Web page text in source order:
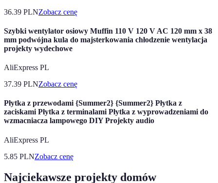
36.39 PLNZobacz cenę
Szybki wentylator osiowy Muffin 110 V 120 V AC 120 mm x 38
mm podwójna kula do majsterkowania chłodzenie wentylacja
projekty wydechowe
AliExpress PL
37.39 PLNZobacz cenę
Płytka z przewodami {Summer2} {Summer2} Płytka z
zaciskami Płytka z terminalami Płytka z wyprowadzeniami do
wzmacniacza lampowego DIY Projekty audio
AliExpress PL
5.85 PLNZobacz cenę
Najciekawsze projekty domów